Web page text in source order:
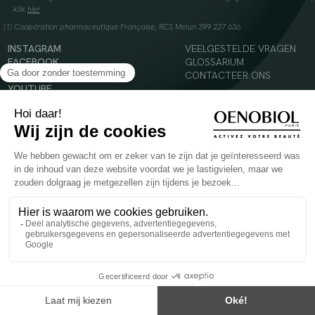
klik hier
(1) Coopération pharmaceutique Française, RCS Melun 399 227 636
INSTAGRAM
FACEBOOK
TIKTOK
YOUTUBE
VEELGESTELDE VRAGEN
GLOSSARIUM
CONTACTEER ONS
Voedingssupplement dat moet worden geconsumeerd als onderdeel van een gevarieerde,
evenwichtige voeding en een gezonde levensstijl. Aanbevolen dagelijkse dosis niet
overschrijden. Enkel voor volwassenen, buiten het bereik van kinderen houden.